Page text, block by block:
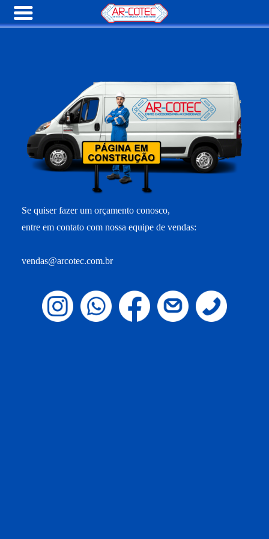
Se quiser fazer um orçamento conosco,
entre em contato com nossa equipe de vendas:
vendas@arcotec.com.br